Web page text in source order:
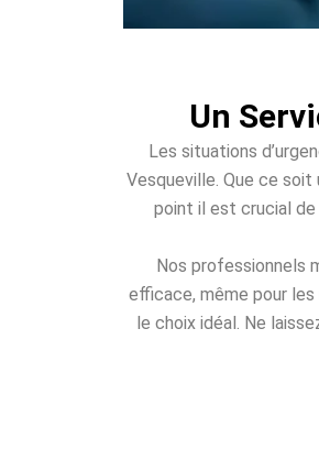
Un
Les situations
Vesqueville. Que ce soit
point il est crucial de
Nos professionnels
efficace, même pour
le choix idéal. Ne